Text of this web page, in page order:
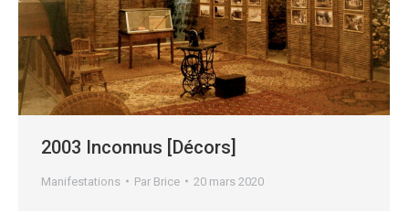
2003 Inconnus [Décors]
Manifestations Par Brice 20 mars 2020